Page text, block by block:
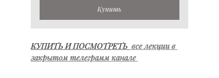
Купить
КУПИТЬ И ПОСМОТРЕТЬ все лекции в
закрытом телеграмм канале